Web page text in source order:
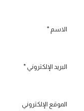
الاسم *
البريد الإلكتروني*
الموقع الإلكتروني